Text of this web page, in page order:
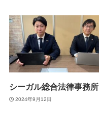
シーガル総合法律事務所
2024年9月12日